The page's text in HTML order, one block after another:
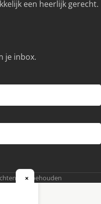
een heerlijk gerecht.
je inbox.
voorbehouden
×